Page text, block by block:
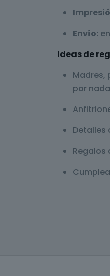
Envío:
Ideas de
Madres,
por
Detalles
Regalos